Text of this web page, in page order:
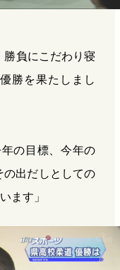
負にこだわり寝
勝を果たしまし
の目標、今年の
の出だしとしての
ます」